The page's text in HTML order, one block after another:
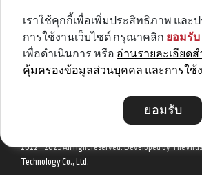
เราใช้คุกกี้เพื่อเพิ่มประสิทธิภาพ แล
การใช้งานเว็บไซต์ กรุณาคลิก ยอมรับ
เพื่อดำเนินการ หรือ อ่านรายละเอียด
คุ้มครองข้อมูลส่วนบุคคล และการใช้
ยอมรับ
DIABLO BIKE
GET SPECIAL DEAL & OFFERS
2022 - 2025 All right reserved. Developed by
Technology Co., Ltd.